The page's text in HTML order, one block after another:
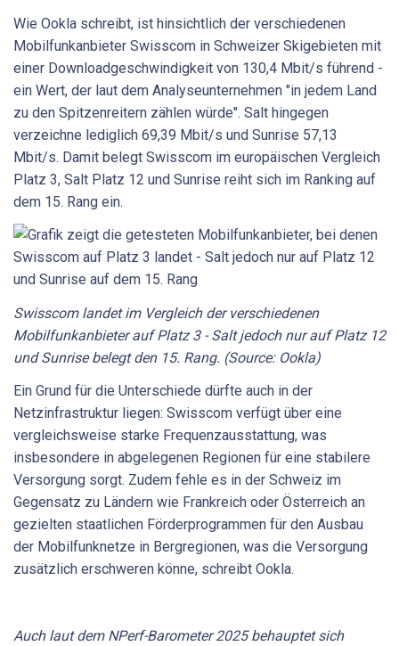
Wie Ookla schreibt, ist hinsichtlich der verschiedenen
Mobilfunkanbieter Swisscom in Schweizer Skigebieten mit
einer Downloadgeschwindigkeit von 130,4 Mbit/s führend -
ein Wert, der laut dem Analyseunternehmen "in jedem Land
zu den Spitzenreitern zählen würde". Salt hingegen
verzeichne lediglich 69,39 Mbit/s und Sunrise 57,13
Mbit/s. Damit belegt Swisscom im europäischen Vergleich
Platz 3, Salt Platz 12 und Sunrise reiht sich im Ranking auf
dem 15. Rang ein.
Swisscom landet im Vergleich der verschiedenen
Mobilfunkanbieter auf Platz 3 - Salt jedoch nur auf Platz 12
und Sunrise belegt den 15. Rang. (Source: Ookla)
Ein Grund für die Unterschiede dürfte auch in der
Netzinfrastruktur liegen: Swisscom verfügt über eine
vergleichsweise starke Frequenzausstattung, was
insbesondere in abgelegenen Regionen für eine stabilere
Versorgung sorgt. Zudem fehle es in der Schweiz im
Gegensatz zu Ländern wie Frankreich oder Österreich an
gezielten staatlichen Förderprogrammen für den Ausbau
der Mobilfunknetze in Bergregionen, was die Versorgung
zusätzlich erschweren könne, schreibt Ookla.
Auch laut dem NPerf-Barometer 2025 behauptet sich